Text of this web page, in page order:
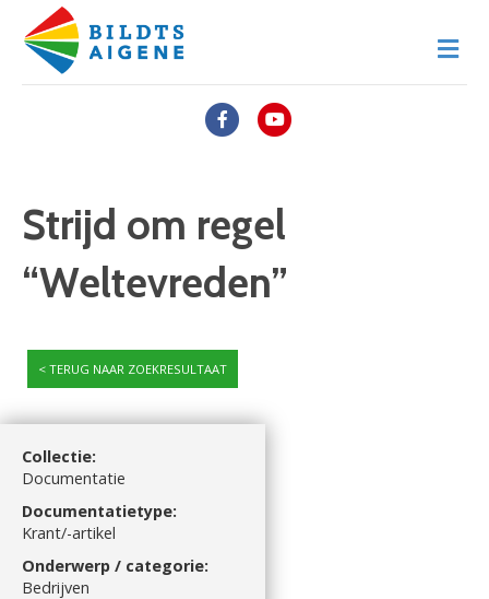
FacebookYoutube
Strijd om regel
“Weltevreden”
TERUG NAAR ZOEKRESULTAAT
Collectie:
Documentatie
Documentatietype:
Krant/-artikel
Onderwerp / categorie:
Bedrijven